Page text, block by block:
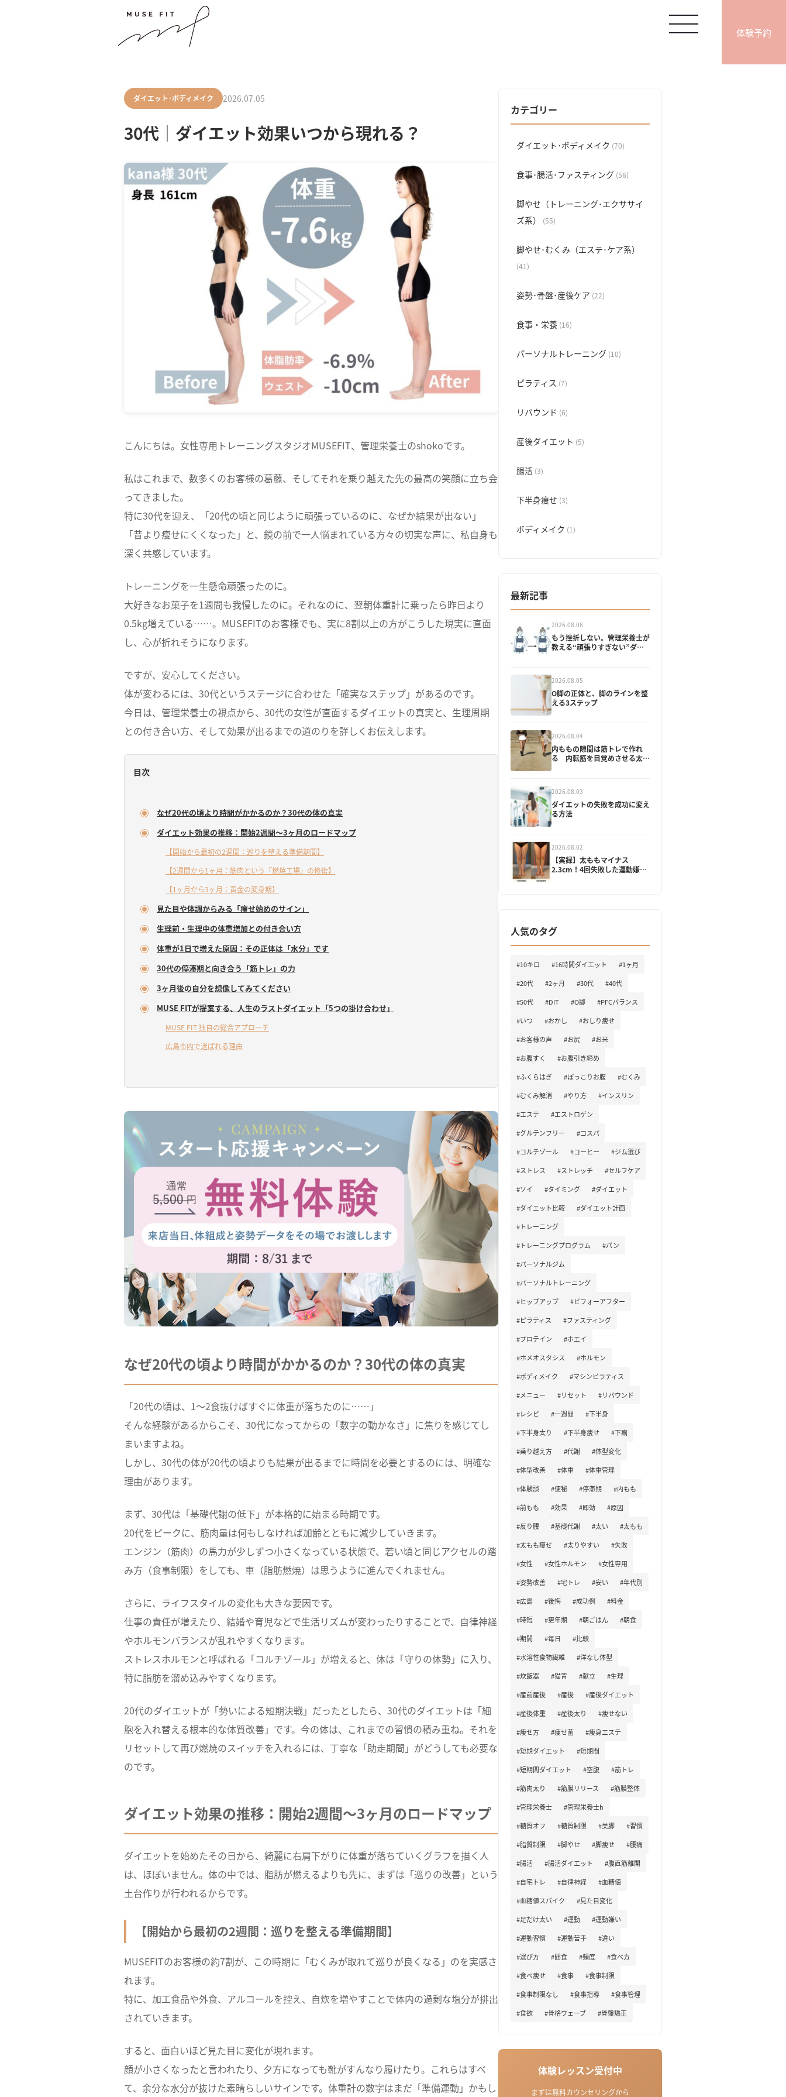
体験予約
ダイエット･ボディメイク 2026.07.05
30代│ダイエット効果いつから現れる？
こんにちは。女性専用トレーニングスタジオMUSEFIT、管理栄養士のshokoです。
私はこれまで、数多くのお客様の葛藤、そしてそれを乗り越えた先の最高の笑顔に立ち会
ってきました。
特に30代を迎え、「20代の頃と同じように頑張っているのに、なぜか結果が出ない」
「昔より痩せにくくなった」と、鏡の前で一人悩まれている方々の切実な声に、私自身も
深く共感しています。
トレーニングを一生懸命頑張ったのに。
大好きなお菓子を1週間も我慢したのに。それなのに、翌朝体重計に乗ったら昨日より
0.5kg増えている……。MUSEFITのお客様でも、実に8割以上の方がこうした現実に直面
し、心が折れそうになります。
ですが、安心してください。
体が変わるには、30代というステージに合わせた「確実なステップ」があるのです。
今日は、管理栄養士の視点から、30代の女性が直面するダイエットの真実と、生理周期
との付き合い方、そして効果が出るまでの道のりを詳しくお伝えします。
目次
なぜ20代の頃より時間がかかるのか？30代の体の真実
ダイエット効果の推移：開始2週間〜3ヶ月のロードマップ
【開始から最初の2週間：巡りを整える準備期間】
【2週間から1ヶ月：筋肉という「燃焼工場」の修復】
【1ヶ月から3ヶ月：黄金の変身期】
見た目や体調からみる「痩せ始めのサイン」
生理前・生理中の体重増加との付き合い方
体重が1日で増えた原因：その正体は「水分」です
30代の停滞期と向き合う「筋トレ」の力
3ヶ月後の自分を想像してみてください
MUSE FITが提案する、人生のラストダイエット「5つの掛け合わせ」
MUSE FIT 独自の総合アプローチ
広島市内で選ばれる理由
なぜ20代の頃より時間がかかるのか？30代の体の真実
「20代の頃は、1〜2食抜けばすぐに体重が落ちたのに……」
そんな経験があるからこそ、30代になってからの「数字の動かなさ」に焦りを感じてし
まいますよね。
しかし、30代の体が20代の頃よりも結果が出るまでに時間を必要とするのには、明確な
理由があります。
まず、30代は「基礎代謝の低下」が本格的に始まる時期です。
20代をピークに、筋肉量は何もしなければ加齢とともに減少していきます。
エンジン（筋肉）の馬力が少しずつ小さくなっている状態で、若い頃と同じアクセルの踏
み方（食事制限）をしても、車（脂肪燃焼）は思うように進んでくれません。
さらに、ライフスタイルの変化も大きな要因です。
仕事の責任が増えたり、結婚や育児などで生活リズムが変わったりすることで、自律神経
やホルモンバランスが乱れやすくなります。
ストレスホルモンと呼ばれる「コルチゾール」が増えると、体は「守りの体勢」に入り、
特に脂肪を溜め込みやすくなります。
20代のダイエットが「勢いによる短期決戦」だったとしたら、30代のダイエットは「細
胞を入れ替える根本的な体質改善」です。今の体は、これまでの習慣の積み重ね。それを
リセットして再び燃焼のスイッチを入れるには、丁寧な「助走期間」がどうしても必要な
のです。
ダイエット効果の推移：開始2週間〜3ヶ月のロードマップ
ダイエットを始めたその日から、綺麗に右肩下がりに体重が落ちていくグラフを描く人
は、ほぼいません。体の中では、脂肪が燃えるよりも先に、まずは「巡りの改善」という
土台作りが行われるからです。
【開始から最初の2週間：巡りを整える準備期間】
MUSEFITのお客様の約7割が、この時期に「むくみが取れて巡りが良くなる」のを実感さ
れます。
特に、加工食品や外食、アルコールを控え、自炊を増やすことで体内の過剰な塩分が排出
されていきます。
すると、面白いほど見た目に変化が現れます。
顔が小さくなったと言われたり、夕方になっても靴がすんなり履けたり。これらはすべ
て、余分な水分が抜けた素晴らしいサインです。体重計の数字はまだ「準備運動」かもし
カテゴリー
ダイエット･ボディメイク (70)
食事･腸活･ファスティング (56)
脚やせ（トレーニング･エクササイ
ズ系）
(55)
脚やせ･むくみ（エステ･ケア系）
(41)
姿勢･骨盤･産後ケア (22)
食事・栄養 (16)
パーソナルトレーニング (10)
ピラティス (7)
リバウンド (6)
産後ダイエット (5)
腸活 (3)
下半身痩せ (3)
ボディメイク (1)
最新記事
2026.08.06
もう挫折しない。管理栄養士が
教える“頑張りすぎない”ダイ
2026.08.05
O脚の正体と、脚のラインを整
える3ステップ
2026.08.04
内ももの隙間は筋トレで作れ
る 内転筋を目覚めさせる太も
2026.08.03
ダイエットの失敗を成功に変え
る方法
2026.08.02
【実録】太ももマイナス
2.3cm！4回失敗した運動嫌い
人気のタグ
#10キロ #16時間ダイエット
#1ヶ月
#20代
#2ヶ月 #30代
#40代
#50代
#DIT #O脚
#PFCバランス
#いつ
#おかし
#おしり痩せ
#お客様の声
#お尻
#お米
#お腹すく
#お腹引き締め
#ふくらはぎ
#ぽっこりお腹
#むくみ
#むくみ解消
#やり方
#インスリン
#エステ
#エストロゲン
#グルテンフリー
#コスパ
#コルチゾール
#コーヒー
#ジム選び
#ストレス
#ストレッチ
#セルフケア
#ソイ
#タイミング
#ダイエット
#ダイエット比較
#ダイエット計画
#トレーニング
#トレーニングプログラム
#パン
#パーソナルジム
#パーソナルトレーニング
#ヒップアップ
#ビフォーアフター
#ピラティス
#ファスティング
#プロテイン
#ホエイ
#ホメオスタシス
#ホルモン
#ボディメイク
#マシンピラティス
#メニュー
#リセット
#リバウンド
#レシピ
#一週間
#下半身
#下半身太り
#下半身痩せ
#下痢
#乗り越え方
#代謝
#体型変化
#体型改善
#体重
#体重管理
#体験談
#便秘 #停滞期
#内もも
#前もも
#効果 #即効
#原因
#反り腰
#基礎代謝 #太い
#太もも
#太もも痩せ
#太りやすい
#失敗
#女性
#女性ホルモン
#女性専用
#姿勢改善
#宅トレ #安い
#年代別
#広島
#後悔 #成功例
#料金
#時短
#更年期 #朝ごはん
#朝食
#期間
#毎日
#比較
#水溶性食物繊維
#洋なし体型
#炊飯器
#猫背 #献立
#生理
#産前産後
#産後
#産後ダイエット
#産後体重
#産後太り
#痩せない
#痩せ方
#痩せ菌
#痩身エステ
#短期ダイエット
#短期間
#短期間ダイエット
#空腹
#筋トレ
#筋肉太り
#筋膜リリース
#筋膜整体
#管理栄養士
#管理栄養士h
#糖質オフ
#糖質制限 #美脚
#習慣
#脂質制限
#脚やせ #脚痩せ
#腰痛
#腸活
#腸活ダイエット
#腹直筋離開
#自宅トレ
#自律神経
#血糖値
#血糖値スパイク
#見た目変化
#足だけ太い
#運動
#運動嫌い
#運動習慣
#運動苦手
#違い
#選び方
#間食 #頻度
#食べ方
#食べ痩せ
#食事
#食事制限
#食事制限なし
#食事指導
#食事管理
#食欲
#骨格ウェーブ #骨盤矯正
体験レッスン受付中
まずは無料カウンセリングから